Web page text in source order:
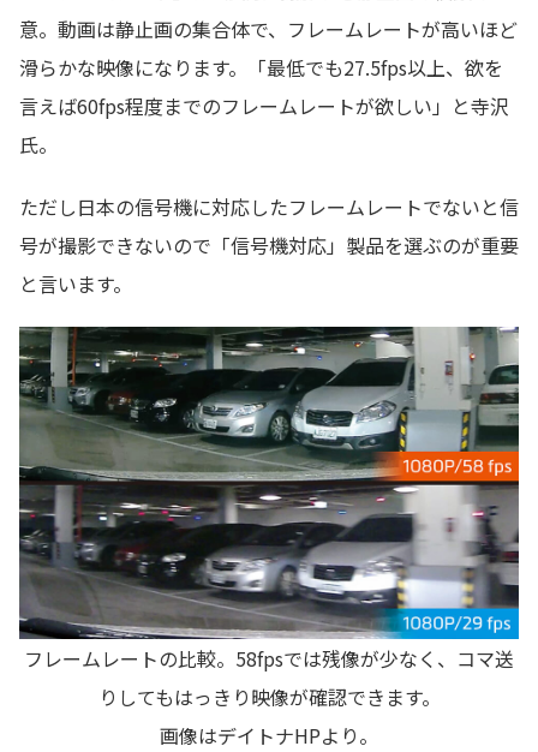
意。動画は静止画の集合体で、フレームレートが高いほど
滑らかな映像になります。「最低でも27.5fps以上、欲を
言えば60fps程度までのフレームレートが欲しい」と寺沢
氏。
ただし日本の信号機に対応したフレームレートでないと信
号が撮影できないので「信号機対応」製品を選ぶのが重要
と言います。
フレームレートの比較。58fpsでは残像が少なく、コマ送
りしてもはっきり映像が確認できます。
画像はデイトナHPより。